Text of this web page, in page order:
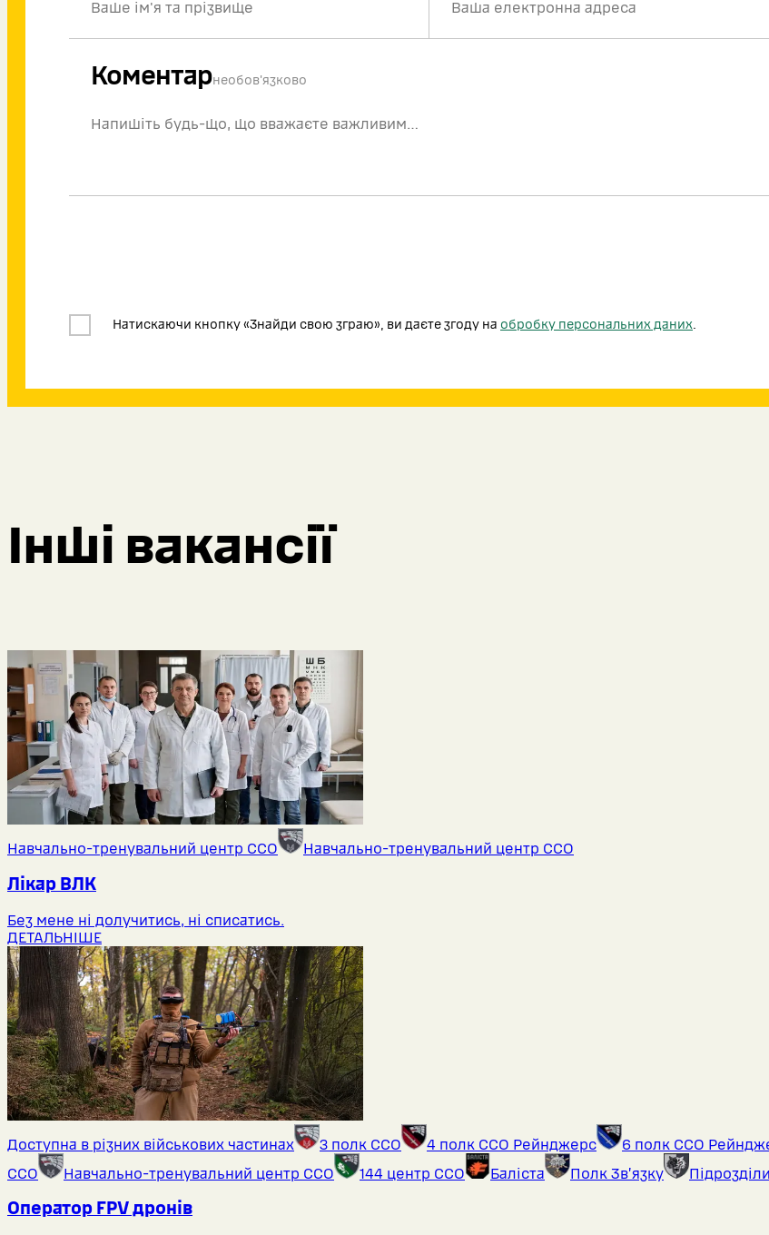
Коментарнеобов'язково
Натискаючи кнопку «Знайди свою зграю», ви даєте згоду на обробку персональних даних.
Інші вакансії
Навчально-тренувальний центр ССО Навчально-тренувальний центр ССО
Лікар ВЛК
Без мене ні долучитись, ні списатись.
ДЕТАЛЬНІШЕ
Доступна в різних військових частинах 3 полк ССО 4 полк ССО Рейнджерс 6 полк ССО
ССО
Навчально-тренувальний центр ССО 144 центр ССО Баліста Полк Звʼязку
Оператор FPV дронів